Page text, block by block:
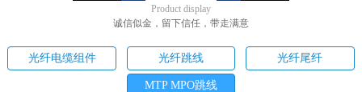
Product display
诚信似金，留下信任，带走满意
光纤电缆组件 光纤跳线 光纤尾纤
MTP MPO跳线